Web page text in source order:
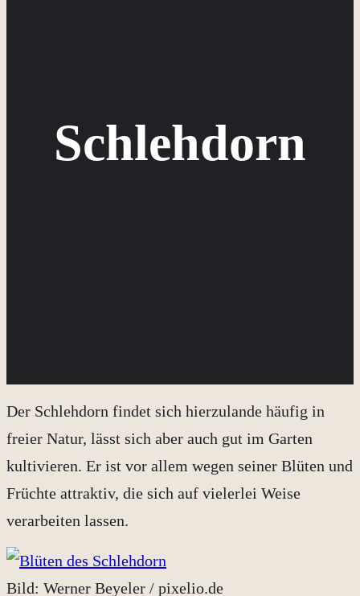
Schlehdorn
Der Schlehdorn findet sich hierzulande häufig in
freier Natur, lässt sich aber auch gut im Garten
kultivieren. Er ist vor allem wegen seiner Blüten und
Früchte attraktiv, die sich auf vielerlei Weise
verarbeiten lassen.
Bild: Werner Beyeler / pixelio.de